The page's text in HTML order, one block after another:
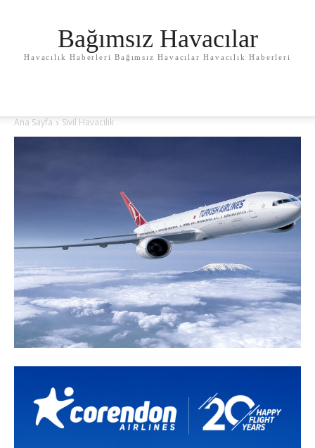
Bağımsız Havacılar
Havacılık Haberleri Bağımsız Havacılar Havacılık Haberleri
Ana Sayfa Sivil Havacılık